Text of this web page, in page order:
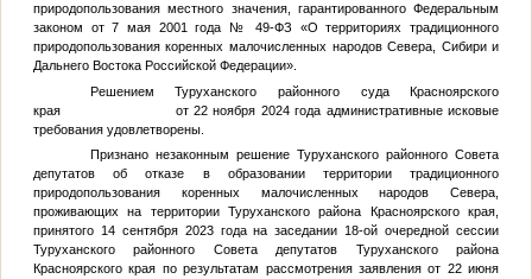
природопользования местного значения, гарантированного Федеральным
законом от 7 мая 2001 года № 49-ФЗ «О территориях традиционного
природопользования коренных малочисленных народов Севера, Сибири и
Дальнего Востока Российской Федерации».
Решением Туруханского районного суда Красноярского
края от 22 ноября 2024 года административные исковые
требования удовлетворены.
Признано незаконным решение Туруханского районного Совета
депутатов об отказе в образовании территории традиционного
природопользования коренных малочисленных народов Севера,
проживающих на территории Туруханского района Красноярского края,
принятого 14 сентября 2023 года на заседании 18-ой очередной сессии
Туруханского районного Совета депутатов Туруханского района
Красноярского края по результатам рассмотрения заявления от 22 июня